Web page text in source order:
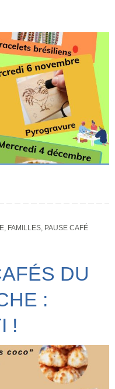
, FAMILLES, PAUSE CAFÉ
DU
:
!